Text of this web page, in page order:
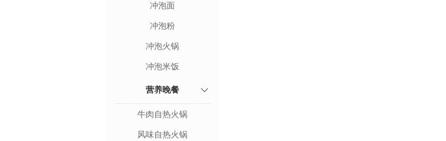
冲泡面
冲泡粉
冲泡火锅
冲泡米饭
营养晚餐
牛肉自热火锅
风味自热火锅